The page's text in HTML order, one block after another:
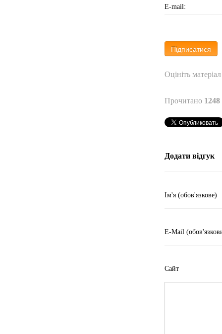
E-mail:
Оцініть матеріал
Прочитано 1248
Додати відгук
Ім'я (обов'язкове)
E-Mail
Сайт